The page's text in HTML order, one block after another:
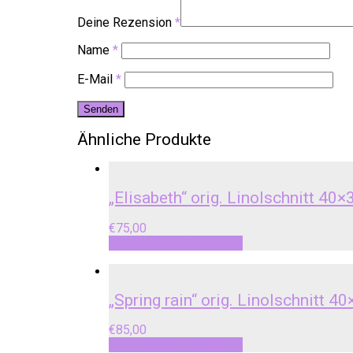
Deine Rezension *
Name *
E-Mail *
Ähnliche Produkte
„Elisabeth“ orig. Linolschnitt
€75,00
„Spring rain“ orig. Linolschnitt
€85,00